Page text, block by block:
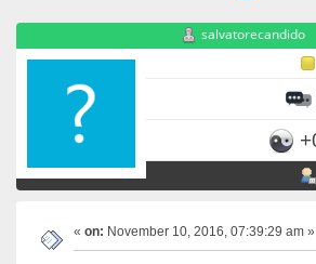
salvatorecandido
« on: November 10, 2016, 07:39:29 am »